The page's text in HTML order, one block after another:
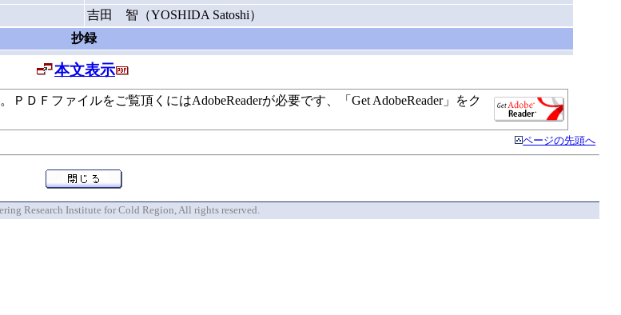
吉田 智（YOSHIDA Satoshi）
抄録
本文表示
ＤＦファイルをご覧頂くにはAdobeReaderが必要です、「Get AdobeReader」をク
ページの先頭へ
Research Institute for Cold Region, All rights reserved.